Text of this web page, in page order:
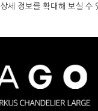
상세 정보를 확대해 보실 수